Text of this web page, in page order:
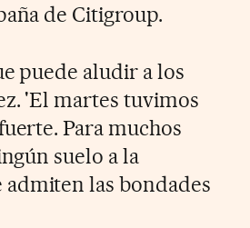
de Citigroup.
puede aludir a los
'El martes tuvimos
Para muchos
suelo a la
las bondades